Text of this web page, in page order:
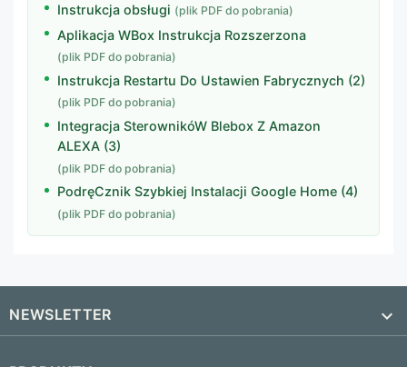
Instrukcja obsługi (plik PDF do pobrania)
Aplikacja WBox Instrukcja Rozszerzona
(plik PDF do pobrania)
Instrukcja Restartu Do Ustawien Fabrycznych (2)
(plik PDF do pobrania)
Integracja SterownikóW Blebox Z Amazon
ALEXA (3)
(plik PDF do pobrania)
PodręCznik Szybkiej Instalacji Google Home (4)
(plik PDF do pobrania)
NEWSLETTER 